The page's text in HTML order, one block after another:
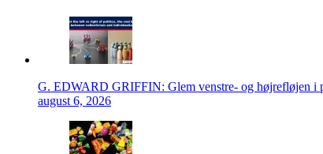
G. EDWARD GRIFFIN: Glem venstre- og højrefløjen i
august 6, 2026